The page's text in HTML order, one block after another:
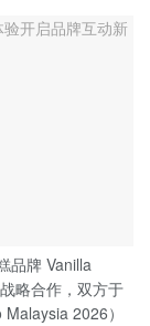
品牌 Vanilla
略合作，双方于
2026）